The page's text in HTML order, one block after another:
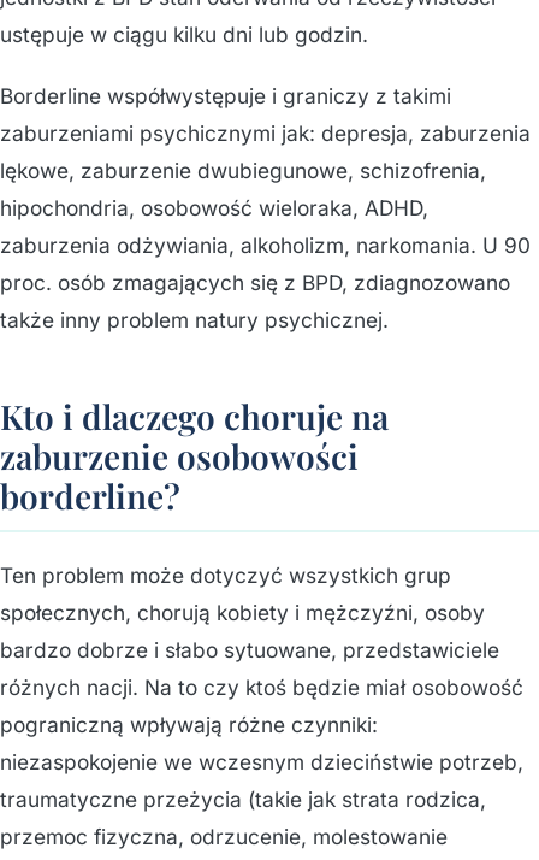
ustępuje w ciągu kilku dni lub godzin.
Borderline współwystępuje i graniczy z takimi
zaburzeniami psychicznymi jak: depresja, zaburzenia
lękowe, zaburzenie dwubiegunowe, schizofrenia,
hipochondria, osobowość wieloraka, ADHD,
zaburzenia odżywiania, alkoholizm, narkomania. U 90
proc. osób zmagających się z BPD, zdiagnozowano
także inny problem natury psychicznej.
Kto i dlaczego choruje na
zaburzenie osobowości
borderline?
Ten problem może dotyczyć wszystkich grup
społecznych, chorują kobiety i mężczyźni, osoby
bardzo dobrze i słabo sytuowane, przedstawiciele
różnych nacji. Na to czy ktoś będzie miał osobowość
pograniczną wpływają różne czynniki:
niezaspokojenie we wczesnym dzieciństwie potrzeb,
traumatyczne przeżycia (takie jak strata rodzica,
przemoc fizyczna, odrzucenie, molestowanie